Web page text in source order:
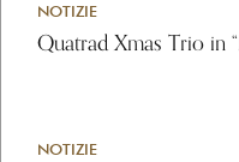
NOTIZIE
Quatrad Xmas Trio in
NOTIZIE